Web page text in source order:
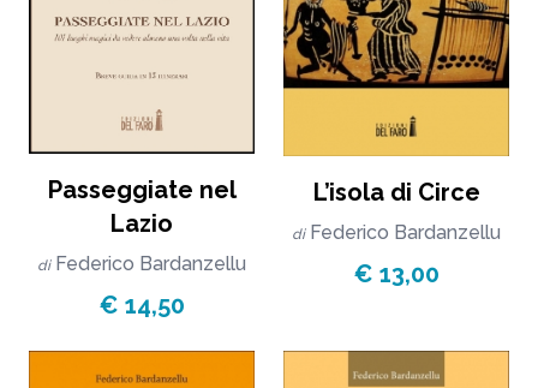
Passeggiate nel
Lazio
di Federico Bardanzellu
€ 14,50
L’isola di Circe
di Federico Bardanzellu
€ 13,00